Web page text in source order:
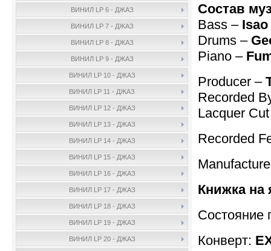
ВИНИЛ LP 6 - ДЖАЗ
ВИНИЛ LP 7 - ДЖАЗ
ВИНИЛ LP 8 - ДЖАЗ
ВИНИЛ LP 9 - ДЖАЗ
ВИНИЛ LP 10 - ДЖАЗ
ВИНИЛ LP 11 - ДЖАЗ
ВИНИЛ LP 12 - ДЖАЗ
ВИНИЛ LP 13 - ДЖАЗ
ВИНИЛ LP 14 - ДЖАЗ
ВИНИЛ LP 15 - ДЖАЗ
ВИНИЛ LP 16 - ДЖАЗ
ВИНИЛ LP 17 - ДЖАЗ
ВИНИЛ LP 18 - ДЖАЗ
ВИНИЛ LP 19 - ДЖАЗ
ВИНИЛ LP 20 - ДЖАЗ
Состав
Bass –
Drums –
Piano –
Producer –
Recorded
Lacquer
Recorded
Книжка на
Состояние
Конверт: